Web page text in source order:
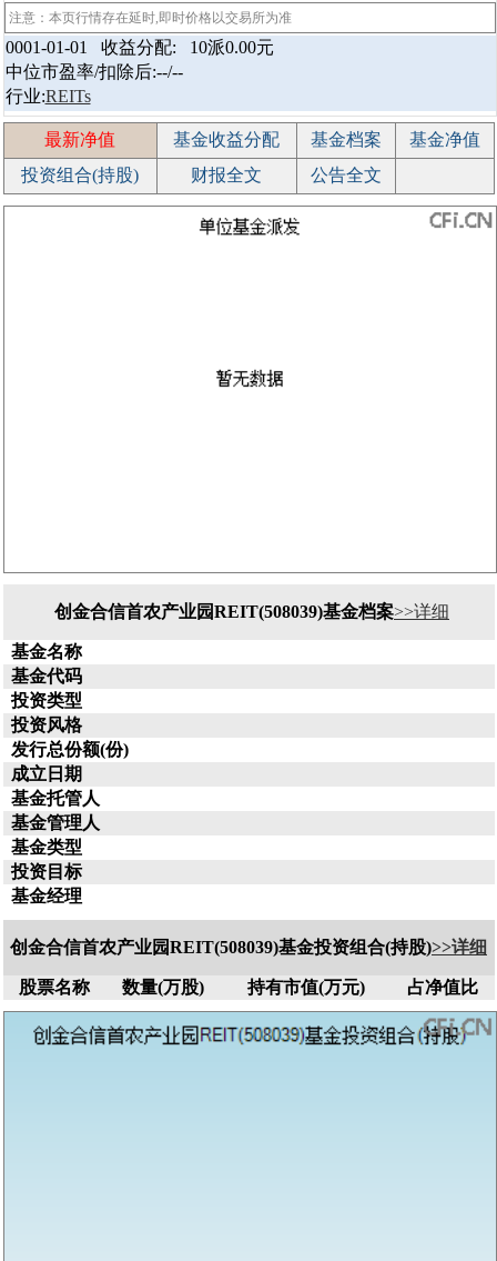
注意：本页行情存在延时,即时价格以交易所为准
0001-01-01 收益分配: 10派0.00元
中位市盈率/扣除后:--/--
行业:REITs
最新净值 基金收益分配 基金档案
基金净值
投资组合(持股)
财报全文 公告全文
创金合信首农产业园REIT(508039)基金档案>>详细
基金名称
基金代码
投资类型
投资风格
发行总份额(份)
成立日期
基金托管人
基金管理人
基金类型
投资目标
基金经理
创金合信首农产业园REIT(508039)基金投资组合(持股)>>详细
股票名称 数量(万股) 持有市值(万元) 占净值比